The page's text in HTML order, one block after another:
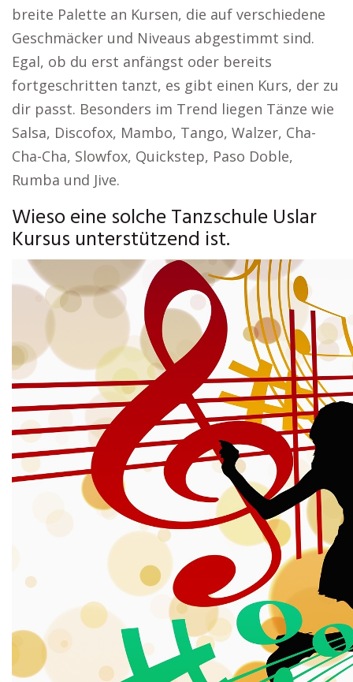
breite Palette an Kursen, die auf verschiedene
Geschmäcker und Niveaus abgestimmt sind.
Egal, ob du erst anfängst oder bereits
fortgeschritten tanzt, es gibt einen Kurs, der zu
dir passt. Besonders im Trend liegen Tänze wie
Salsa, Discofox, Mambo, Tango, Walzer, Cha-
Cha-Cha, Slowfox, Quickstep, Paso Doble,
Rumba und Jive.
Wieso eine solche Tanzschule Uslar
Kursus unterstützend ist.